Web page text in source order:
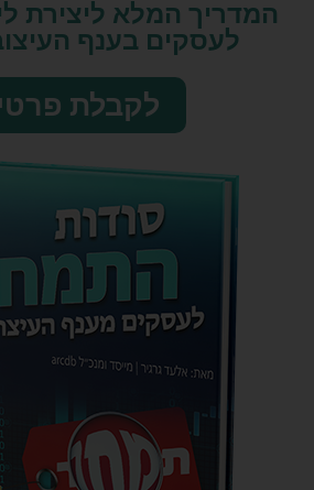
המדריך המלא ליצירת
לעסקים בענף
לקבלת